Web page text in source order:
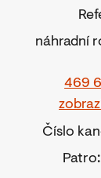
náhradní
469
Číslo